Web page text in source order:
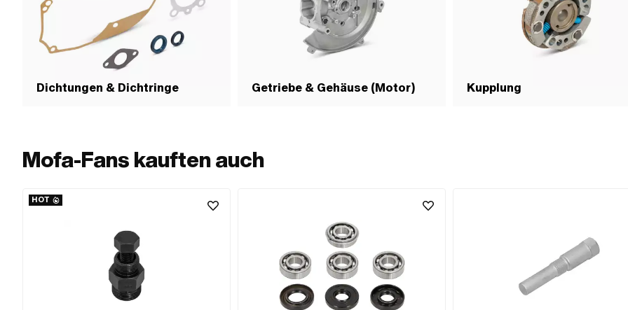
Dichtungen & Dichtringe Getriebe & Gehäuse (Motor) Kupplung
Mofa-Fans kauften auch
HOT